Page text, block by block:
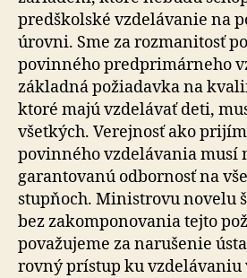
predškolské vzdelávanie na
úrovni. Sme za rozmanitosť
povinného predprimárneho
základná požiadavka na
ktoré majú vzdelávať deti,
všetkých. Verejnosť ako
povinného vzdelávania musí
garantovanú odbornosť na
stupňoch. Ministrovu novelu
bez zakomponovania tejto
považujeme za narušenie
rovný prístup ku vzdelávaniu